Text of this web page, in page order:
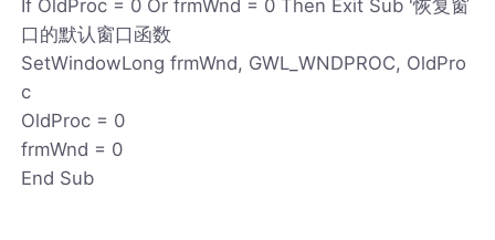
If OldProc = 0 Or frmWnd = 0 Then Exit Sub '恢复窗
口的默认窗口函数
SetWindowLong frmWnd, GWL_WNDPROC, OldPro
c
OldProc = 0
frmWnd = 0
End Sub